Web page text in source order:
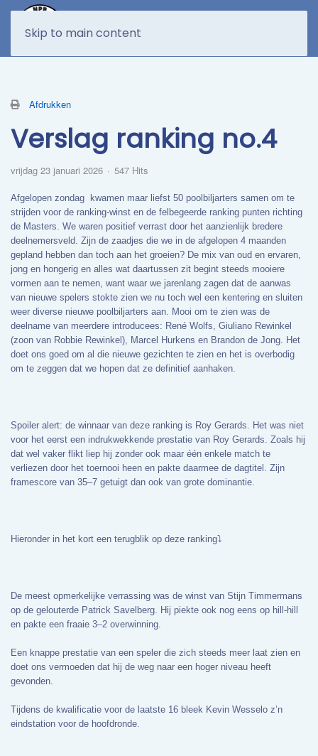
Skip to main content
Afdrukken
Verslag ranking no.4
vrijdag 23 januari 2026 547 Hits
Afgelopen zondag
kwamen maar liefst 50 poolbiljarters samen om te
strijden voor de ranking-winst en de felbegeerde ranking punten richting
de Masters. We waren positief verrast door het aanzienlijk bredere
deelnemersveld. Zijn de zaadjes die we in de afgelopen 4 maanden
gepland hebben dan toch aan het groeien? De mix van oud en ervaren,
jong en hongerig en alles wat daartussen zit begint steeds mooiere
vormen aan te nemen, want waar we jarenlang zagen dat de aanwas
van nieuwe spelers stokte zien we nu toch wel een kentering en sluiten
weer diverse nieuwe poolbiljarters aan. Mooi om te zien was de
deelname van meerdere introducees: René Wolfs, Giuliano Rewinkel
(zoon van Robbie Rewinkel), Marcel Hurkens en Brandon de Jong. Het
doet ons goed om al die nieuwe gezichten te zien en het is overbodig
om te zeggen dat we hopen dat ze definitief aanhaken.
Spoiler alert: de winnaar van deze ranking is Roy Gerards. Het was niet
voor het eerst een indrukwekkende prestatie van Roy Gerards. Zoals hij
dat wel vaker flikt liep hij zonder ook maar één enkele match te
verliezen door het toernooi heen en pakte daarmee de dagtitel. Zijn
framescore van 35–7 getuigt dan ook van grote dominantie.
Hieronder in het kort een terugblik op deze ranking⤵️
De meest opmerkelijke verrassing was de winst van Stijn Timmermans
op de gelouterde Patrick Savelberg. Hij piekte ook nog eens op hill-hill
en pakte een fraaie 3–2 overwinning.
Een knappe prestatie van een speler die zich steeds meer laat zien en
doet ons vermoeden dat hij de weg naar een hoger niveau heeft
gevonden.
Tijdens de kwalificatie voor de laatste 16 bleek Kevin Wesselo z’n
eindstation voor de hoofdronde.